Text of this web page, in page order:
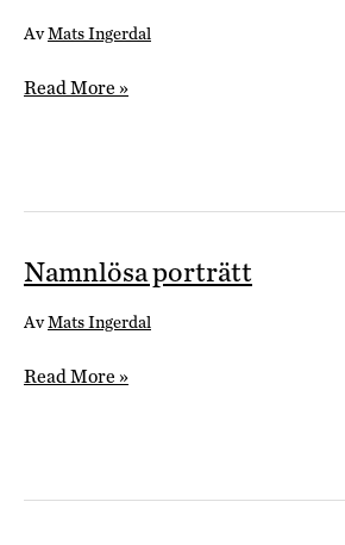
AvMats Ingerdal
Djur
Read More »
Namnlösa porträtt
AvMats Ingerdal
Namnlösa
Read More »